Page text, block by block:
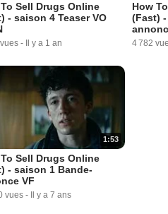
Sell Drugs Online
- saison 4 Teaser VO
- Il y a 1 an
How
(Fast)
4 782
1:53
Sell Drugs Online
- saison 1 Bande-
VF
vues - Il y a 7 ans